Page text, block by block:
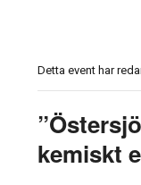
Detta event har
kemiskt